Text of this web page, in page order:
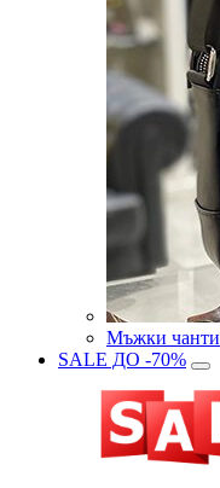
Мъжки чанти
SALE ДО -70%